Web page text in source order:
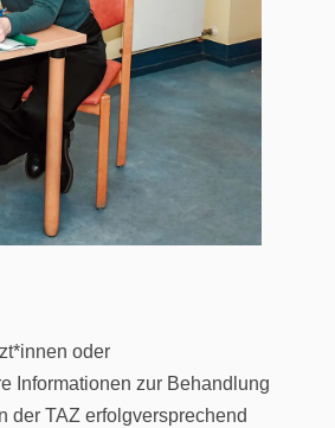
oder
Informationen zur Behandlung
der TAZ erfolgversprechend